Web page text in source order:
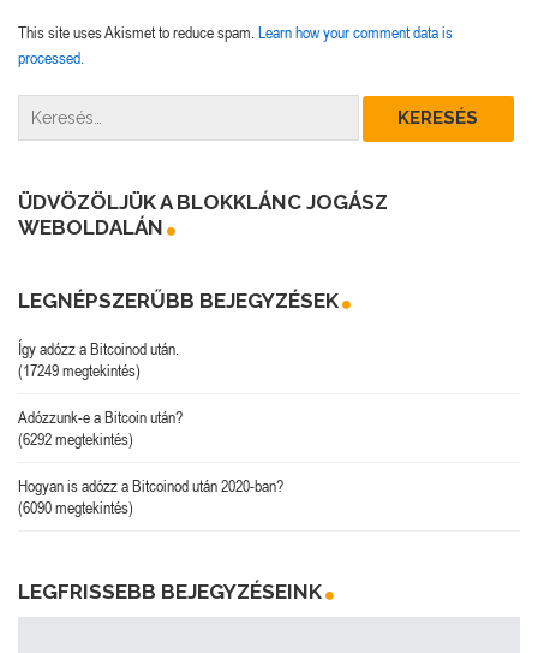
This site uses Akismet to reduce spam. Learn how your comment data is
processed.
ÜDVÖZÖLJÜK A BLOKKLÁNC JOGÁSZ
WEBOLDALÁN
LEGNÉPSZERŰBB BEJEGYZÉSEK
Így adózz a Bitcoinod után.
(17249 megtekintés)
Adózzunk-e a Bitcoin után?
(6292 megtekintés)
Hogyan is adózz a Bitcoinod után 2020-ban?
(6090 megtekintés)
LEGFRISSEBB BEJEGYZÉSEINK